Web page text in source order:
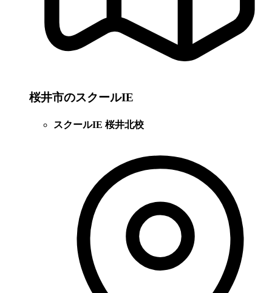
桜井市のスクールIE
スクールIE 桜井北校